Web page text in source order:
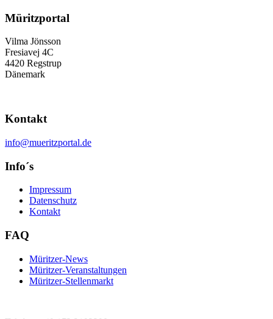
Müritzportal
Vilma Jönsson
Fresiavej 4C
4420 Regstrup
Dänemark
Kontakt
info@mueritzportal.de
Info´s
Impressum
Datenschutz
Kontakt
FAQ
Müritzer-News
Müritzer-Veranstaltungen
Müritzer-Stellenmarkt